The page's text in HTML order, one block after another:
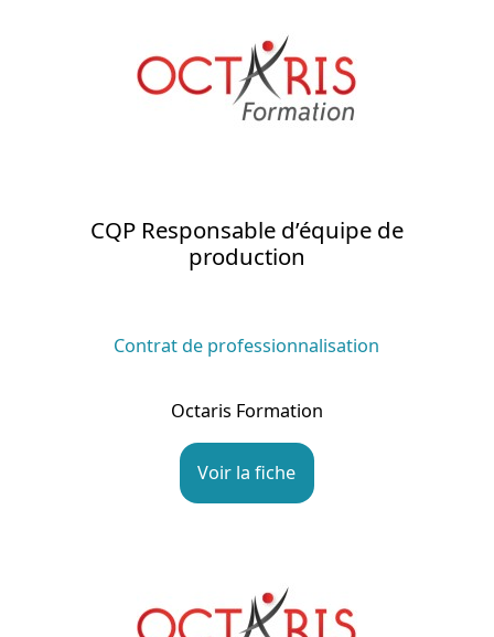
CQP Responsable d’équipe de
production
Contrat de professionnalisation
Octaris Formation
Voir la fiche